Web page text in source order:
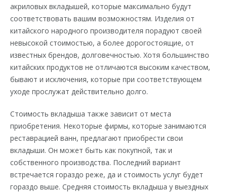
акриловых вкладышей, которые максимально будут
соответствовать вашим возможностям. Изделия от
китайского народного производителя порадуют своей
невысокой стоимостью, а более дорогостоящие, от
известных брендов, долговечностью. Хотя большинство
китайских продуктов не отличаются высоким качеством,
бывают и исключения, которые при соответствующем
уходе прослужат действительно долго.
Стоимость вкладыша также зависит от места
приобретения. Некоторые фирмы, которые занимаются
реставрацией ванн, предлагают приобрести свои
вкладыши. Он может быть как покупной, так и
собственного производства. Последний вариант
встречается гораздо реже, да и стоимость услуг будет
гораздо выше. Средняя стоимость вкладыша у выездных